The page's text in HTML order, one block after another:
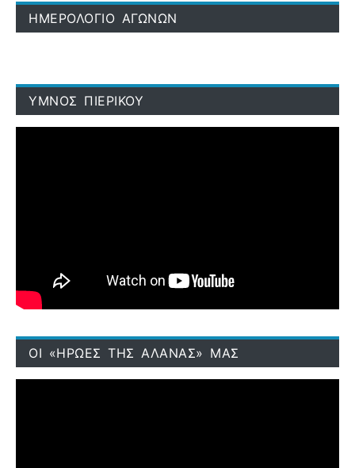
ΗΜΕΡΟΛΟΓΙΟ ΑΓΩΝΩΝ
ΥΜΝΟΣ ΠΙΕΡΙΚΟΥ
ΟΙ «ΗΡΩΕΣ ΤΗΣ ΑΛΑΝΑΣ» ΜΑΣ